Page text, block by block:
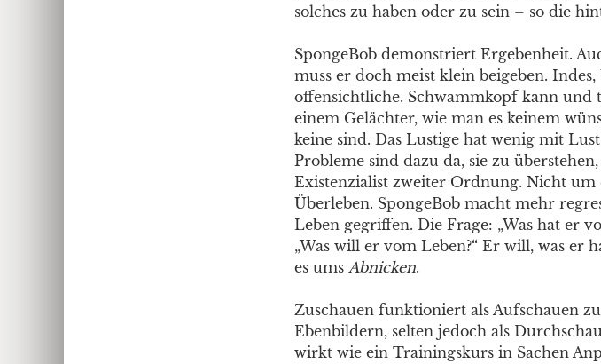
solches zu haben oder zu sein – so die
SpongeBob demonstriert Ergebenheit.
muss er doch meist klein beigeben.
offensichtliche. Schwammkopf kann
einem Gelächter, wie man es keinem
keine sind. Das Lustige hat wenig mit
Probleme sind dazu da, sie zu
Existenzialist zweiter Ordnung. Nicht um
Überleben. SpongeBob macht mehr
Leben gegriffen. Die Frage: „Was hat er
„Was will er vom Leben?“ Er will, was er
es ums Abnicken.
Zuschauen funktioniert als Aufschauen
Ebenbildern, selten jedoch als
wirkt wie ein Trainingskurs in Sachen